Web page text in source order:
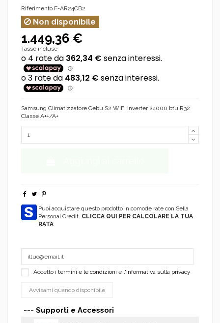
Riferimento F-AR24CB2
Non disponibile
1.449,36 €
Tasse incluse
Samsung Climatizzatore Cebu S2 WiFi Inverter 24000 btu R32
Classe A++/A+
Puoi acquistare questo prodotto in comode rate con Sella
Personal Credit. CLICCA QUI PER CALCOLARE LA TUA
RATA
Accetto i termini e le condizioni e l'informativa sulla privacy
--- Supporti e Accessori